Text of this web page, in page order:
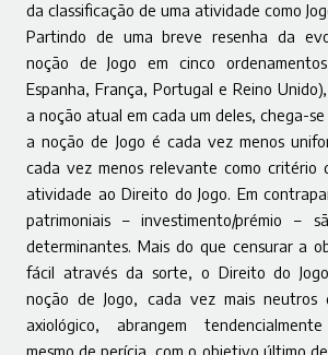
da classificação de uma atividade como
Partindo de uma breve resenha da
noção de Jogo em cinco
Espanha, França, Portugal e Reino
a noção atual em cada um deles, chega-
a noção de Jogo é cada vez menos
cada vez menos relevante como critério
atividade ao Direito do Jogo. Em
patrimoniais – investimento/prémio –
determinantes. Mais do que censurar a
fácil através da sorte, o Direito do
noção de Jogo, cada vez mais
axiológico, abrangem
mesmo de perícia, com o objetivo último